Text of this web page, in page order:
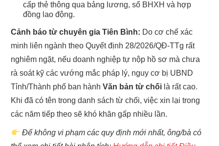
cấp thẻ thông qua bảng lương, sổ BHXH và hợp
đồng lao động.
Cảnh báo từ chuyên gia Tiên Bình: Do cơ chế xác
minh liên ngành theo Quyết định 28/2026/QĐ-TTg rất
nghiêm ngặt, nếu doanh nghiệp tự nộp hồ sơ mà chưa
rà soát kỹ các vướng mắc pháp lý, nguy cơ bị UBND
Tỉnh/Thành phố ban hànhVăn bản từ chối là rất cao.
Khi đã có tên trong danh sách từ chối, việc xin lại trong
các năm tiếp theo sẽ khó khăn gấp nhiều lần.
Để không vi phạm các quy định mới nhất, ông/bà có